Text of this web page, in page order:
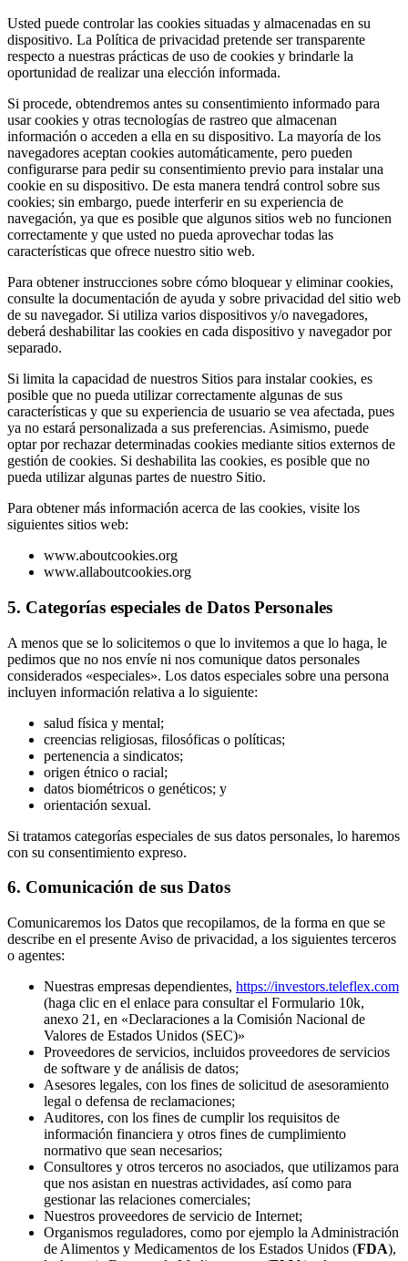
Usted puede controlar las cookies situadas y almacenadas en su
dispositivo. La Política de privacidad pretende ser transparente
respecto a nuestras prácticas de uso de cookies y brindarle la
oportunidad de realizar una elección informada.
Si procede, obtendremos antes su consentimiento informado para
usar cookies y otras tecnologías de rastreo que almacenan
información o acceden a ella en su dispositivo. La mayoría de los
navegadores aceptan cookies automáticamente, pero pueden
configurarse para pedir su consentimiento previo para instalar una
cookie en su dispositivo. De esta manera tendrá control sobre sus
cookies; sin embargo, puede interferir en su experiencia de
navegación, ya que es posible que algunos sitios web no funcionen
correctamente y que usted no pueda aprovechar todas las
características que ofrece nuestro sitio web.
Para obtener instrucciones sobre cómo bloquear y eliminar cookies,
consulte la documentación de ayuda y sobre privacidad del sitio web
de su navegador. Si utiliza varios dispositivos y/o navegadores,
deberá deshabilitar las cookies en cada dispositivo y navegador por
separado.
Si limita la capacidad de nuestros Sitios para instalar cookies, es
posible que no pueda utilizar correctamente algunas de sus
características y que su experiencia de usuario se vea afectada, pues
ya no estará personalizada a sus preferencias. Asimismo, puede
optar por rechazar determinadas cookies mediante sitios externos de
gestión de cookies. Si deshabilita las cookies, es posible que no
pueda utilizar algunas partes de nuestro Sitio.
Para obtener más información acerca de las cookies, visite los
siguientes sitios web:
www.aboutcookies.org
www.allaboutcookies.org
5. Categorías especiales de Datos Personales
A menos que se lo solicitemos o que lo invitemos a que lo haga, le
pedimos que no nos envíe ni nos comunique datos personales
considerados «especiales». Los datos especiales sobre una persona
incluyen información relativa a lo siguiente:
salud física y mental;
creencias religiosas, filosóficas o políticas;
pertenencia a sindicatos;
origen étnico o racial;
datos biométricos o genéticos; y
orientación sexual.
Si tratamos categorías especiales de sus datos personales, lo haremos
con su consentimiento expreso.
6. Comunicación de sus Datos
Comunicaremos los Datos que recopilamos, de la forma en que se
describe en el presente Aviso de privacidad, a los siguientes terceros
o agentes:
Nuestras empresas dependientes, https://investors.teleflex.com
(haga clic en el enlace para consultar el Formulario 10k,
anexo 21, en «Declaraciones a la Comisión Nacional de
Valores de Estados Unidos (SEC)»
Proveedores de servicios, incluidos proveedores de servicios
de software y de análisis de datos;
Asesores legales, con los fines de solicitud de asesoramiento
legal o defensa de reclamaciones;
Auditores, con los fines de cumplir los requisitos de
información financiera y otros fines de cumplimiento
normativo que sean necesarios;
Consultores y otros terceros no asociados, que utilizamos para
que nos asistan en nuestras actividades, así como para
gestionar las relaciones comerciales;
Nuestros proveedores de servicio de Internet;
Organismos reguladores, como por ejemplo la Administración
de Alimentos y Medicamentos de los Estados Unidos (FDA),